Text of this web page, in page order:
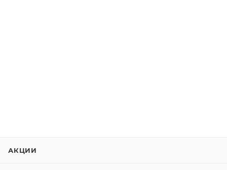
АКЦИИ